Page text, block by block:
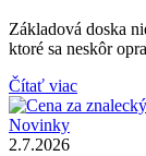
Základová doska
ktoré sa neskôr
Čítať viac
Novinky
2.7.2026